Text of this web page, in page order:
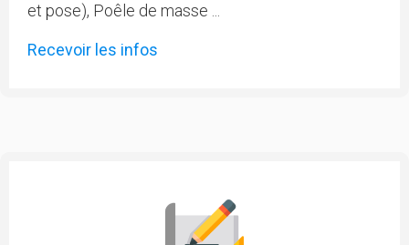
et pose), Poêle de masse ...
Recevoir les infos